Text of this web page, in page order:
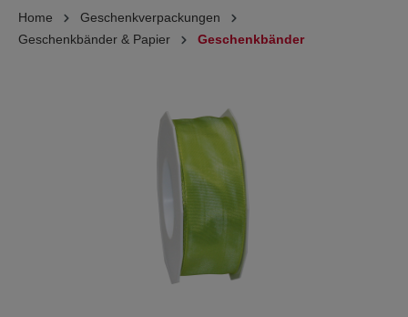
Home
Geschenkverpackungen
Geschenkbänder & Papier
Geschenkbänder